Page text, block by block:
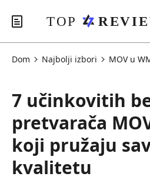
Dom Najbolji izbori MOV u
7 učinkovitih
pretvarača
koji pružaju
kvalitetu